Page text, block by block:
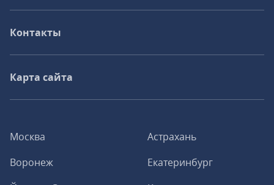
Москва
Астрахань
Воронеж
Екатеринбург
Контакты
Карта сайта